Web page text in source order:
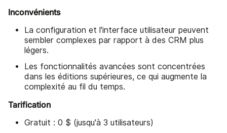
Inconvénients
La configuration et l'interface utilisateur peuvent
sembler complexes par rapport à des CRM plus
légers.
Les fonctionnalités avancées sont concentrées
dans les éditions supérieures, ce qui augmente la
complexité au fil du temps.
Tarification
Gratuit : 0 $ (jusqu'à 3 utilisateurs)